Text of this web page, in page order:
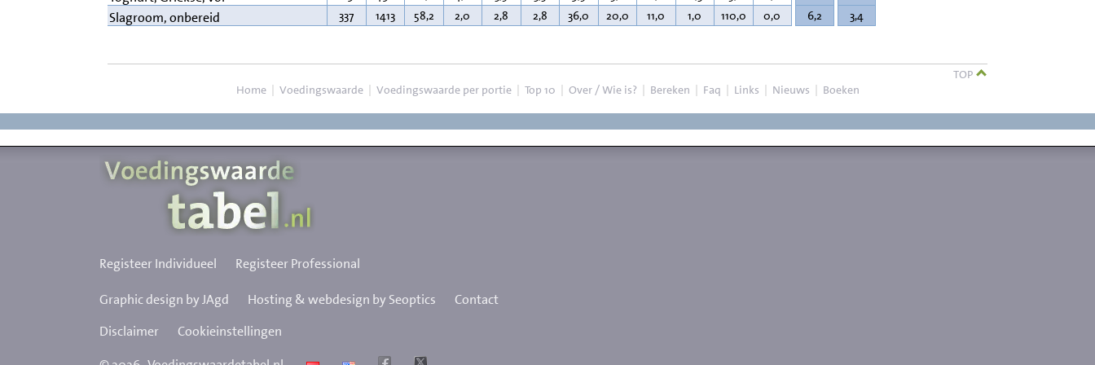
Slagroom, onbereid 337 1413 58,2 2,0 2,8 2,8 36,0 20,0 11,0 1,0 110,0 0,0 6,2 3,4
TOP
Home | Voedingswaarde | Voedingswaarde per portie | Top 10 | Over / Wie is? | Bereken | Faq | Links | Nieuws | Boeken
Registeer Individueel Registeer Professional
Graphic design by JAgd Hosting & webdesign by Seoptics
Contact
Disclaimer
Cookieinstellingen